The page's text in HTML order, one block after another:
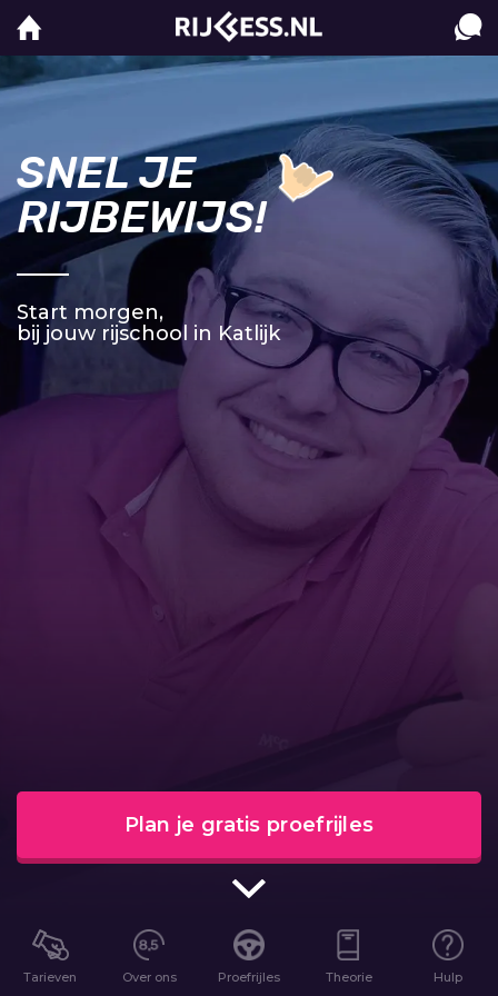
SNEL JE
RIJBEWIJS!
Start morgen,
bij jouw rijschool in Katlijk
Plan je gratis proefrijles
Tarieven Over ons Proefrijles Theorie Hulp